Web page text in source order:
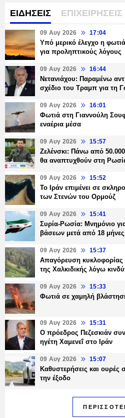
ΕΙΔΗΣΕΙΣ ΕΠΙΧΕΙΡΗΣΕΙΣ
09 Αυγ 2026 17:04
Υπό μερικό έλεγχο η
για προληπτικούς λόγους
09 Αυγ 2026 16:44
Νετανιάχου: Παραμένω
σχέδιο του Τραμπ για τη
09 Αυγ 2026 16:01
Φωτιά στη Γιαννούλη
εναέρια μέσα
09 Αυγ 2026 15:57
Ζελένσκι: Πάνω από
θα αναπτυχθούν στη
09 Αυγ 2026 15:52
Το Ιράν επιμένει σε
των Στενών του Ορμούζ
09 Αυγ 2026 15:41
Συρία-Ρωσία: Μνημόνιο
βάσεων μετά από 18 μήνες
09 Αυγ 2026 15:37
Απαγόρευση κυκλοφορίας
της Χαλκιδικής λόγω
09 Αυγ 2026 15:33
Φωτιά σε χαμηλή
09 Αυγ 2026 15:31
Ο πρόεδρος Πεζεσκιάν
ηγέτη Χαμενεΐ στο Ιράν
09 Αυγ 2026 15:07
Καθυστερήσεις και
την έξοδο